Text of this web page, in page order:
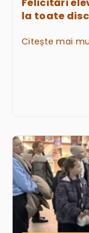
la toate
Citește mai